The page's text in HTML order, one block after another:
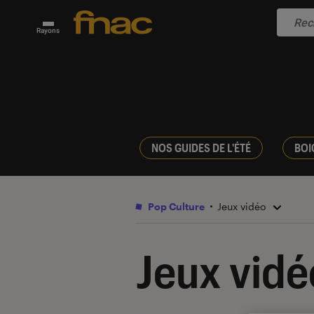
Rayons
NOS GUIDES DE L'ÉTÉ
Pop Culture Jeux vidéo
Jeux